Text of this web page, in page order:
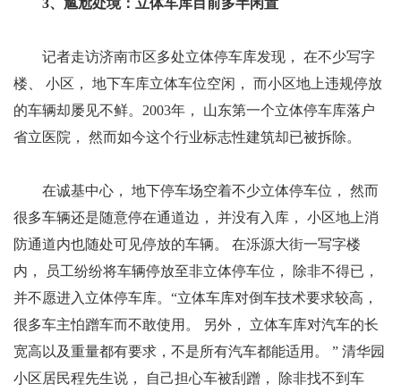
3、尴尬处境：立体车库目前多半闲置
记者走访济南市区多处立体停车库发现， 在不少写字
楼、 小区， 地下车库立体车位空闲， 而小区地上违规停放
的车辆却屡见不鲜。2003年， 山东第一个立体停车库落户
省立医院， 然而如今这个行业标志性建筑却已被拆除。
在诚基中心， 地下停车场空着不少立体停车位， 然而
很多车辆还是随意停在通道边， 并没有入库， 小区地上消
防通道内也随处可见停放的车辆。 在泺源大街一写字楼
内， 员工纷纷将车辆停放至非立体停车位， 除非不得已，
并不愿进入立体停车库。“立体车库对倒车技术要求较高，
很多车主怕蹭车而不敢使用。 另外， 立体车库对汽车的长
宽高以及重量都有要求，不是所有汽车都能适用。 ” 清华园
小区居民程先生说， 自己担心车被刮蹭， 除非找不到车